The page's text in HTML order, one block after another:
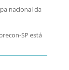
nacional da
SP está